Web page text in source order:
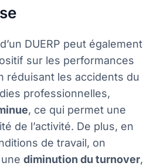
DUERP peut également
sur les performances
réduisant les accidents du
professionnelles,
, ce qui permet une
de l’activité. De plus, en
de travail, on
diminution du turnover,